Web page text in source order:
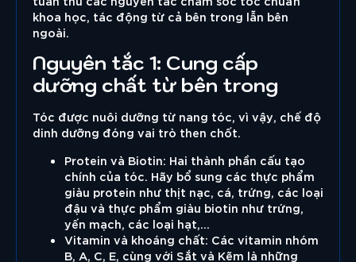
khoa học, tác động từ cả bên trong lẫn bên
ngoài.
Nguyên tắc 1: Cung cấp
dưỡng chất từ bên trong
Tóc được nuôi dưỡng từ nang tóc, vì vậy, chế độ
dinh dưỡng đóng vai trò then chốt.
Protein và Biotin: Hai thành phần cấu tạo
chính của tóc. Hãy bổ sung các thực phẩm
giàu protein như thịt nạc, cá, trứng, các loại
đậu và thực phẩm giàu biotin như trứng,
yến mạch, các loại hạt,…
Vitamin và khoáng chất: Các vitamin nhóm
B, A, C, E, cùng với Sắt và Kẽm là những